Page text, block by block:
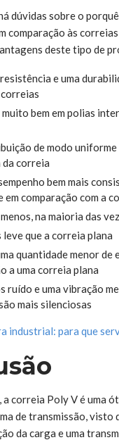
dúvidas sobre o
comparação às
deste tipo de
e uma
bem em polias
de modo uniforme
correia
bem mais
em comparação com a
na maioria das
leve que a correia plana
quantidade menor
a uma correia plana
ruído e uma vibração
mais silenciosas
industrial: para que
correia Poly V é uma
de transmissão, visto
da carga e uma